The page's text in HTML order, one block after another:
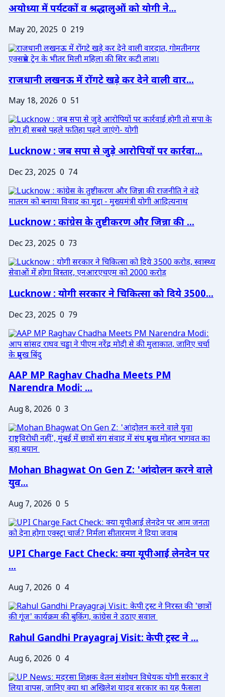
अयोध्या में पर्यटकों व श्रद्धालुओं को योगी ने...
May 20, 2025 0 219
राजधानी लखनऊ में रोंगटे खड़े कर देने वाली वार...
May 18, 2026 0 51
Lucknow : जब सपा से जुड़े आरोपियों पर कार्रवा...
Dec 23, 2025 0 74
Lucknow : कांग्रेस के तुष्टीकरण और जिन्ना की ...
Dec 23, 2025 0 73
Lucknow : योगी सरकार ने चिकित्सा को दिये 3500...
Dec 23, 2025 0 79
AAP MP Raghav Chadha Meets PM
Narendra Modi: ...
Aug 8, 2026 0 3
Mohan Bhagwat On Gen Z: 'आंदोलन करने वाले
युव...
Aug 7, 2026 0 5
UPI Charge Fact Check: क्या यूपीआई लेनदेन पर
...
Aug 7, 2026 0 4
Rahul Gandhi Prayagraj Visit: केपी ट्रस्ट ने ...
Aug 6, 2026 0 4